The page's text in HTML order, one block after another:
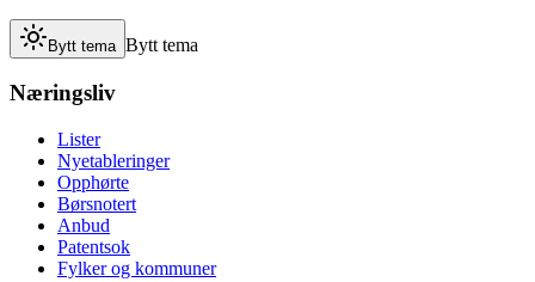
Bytt tema Bytt tema
Næringsliv
Lister
Nyetableringer
Opphørte
Børsnotert
Anbud
Patentsok
Fylker og kommuner